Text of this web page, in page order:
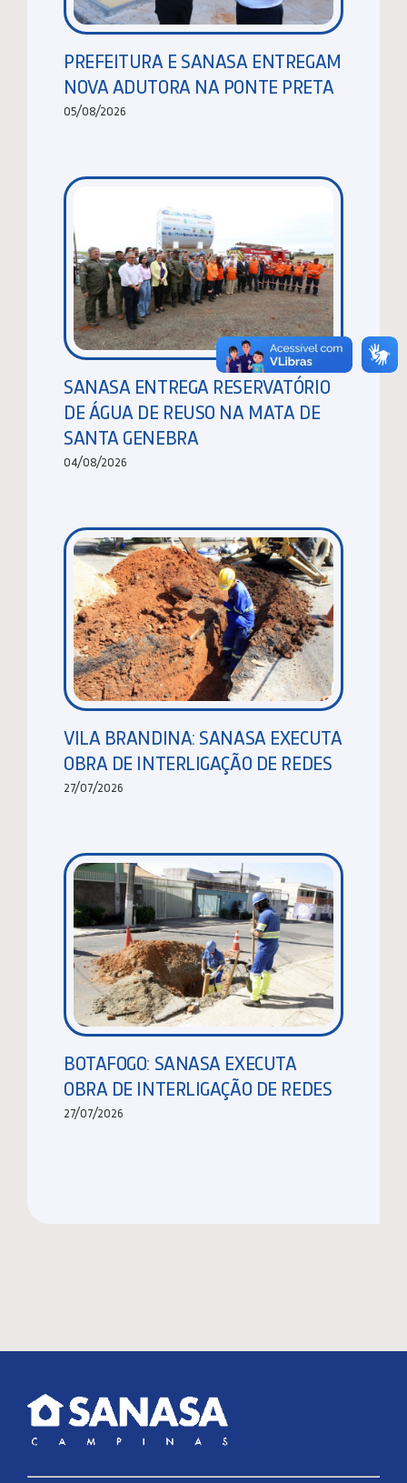
PREFEITURA E SANASA ENTREGAM
NOVA ADUTORA NA PONTE PRETA
05/08/2026
SANASA ENTREGA RESERVATÓRIO
DE ÁGUA DE REUSO NA MATA DE
SANTA GENEBRA
04/08/2026
VILA BRANDINA: SANASA EXECUTA
OBRA DE INTERLIGAÇÃO DE REDES
27/07/2026
BOTAFOGO: SANASA EXECUTA
OBRA DE INTERLIGAÇÃO DE REDES
27/07/2026